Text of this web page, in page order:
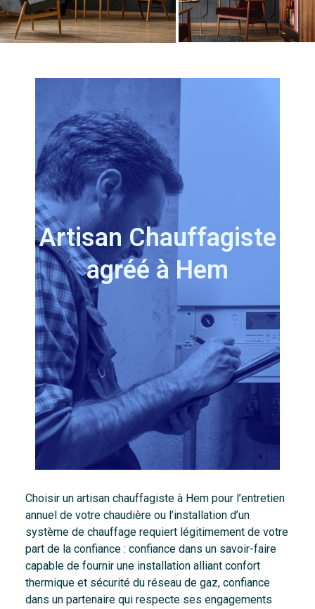
ArtisanChauffagiste
agréé à Hem
Choisir un artisan chauffagiste à Hem pour l’entretien
annuel de votre chaudière ou l’installation d’un
système de chauffage requiert légitimement de votre
part de la confiance : confiance dans un savoir-faire
capable de fournir une installation alliant confort
thermique et sécurité du réseau de gaz, confiance
dans un partenaire qui respecte ses engagements